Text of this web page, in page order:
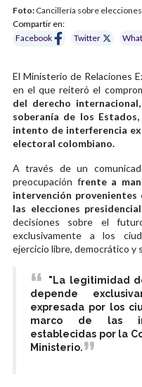
Foto: Cancillería sobre
Compartir en:
Facebook
Twitter
El Ministerio de Relaciones
en el que reiteró el
del derecho
soberanía de los
intento de interferencia
electoral colombiano.
A través de un
preocupación frente a
intervención
las elecciones
decisiones sobre el
exclusivamente a los
ejercicio libre, democrático y
"La legitimidad
depende
expresada por los
marco de las
establecidas por la
Ministerio.